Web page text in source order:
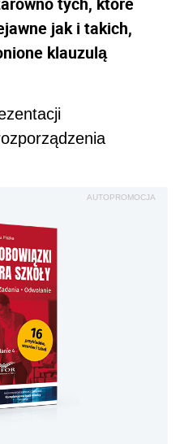
jak i takich,
klauzulą
AUTOPROMOCJA